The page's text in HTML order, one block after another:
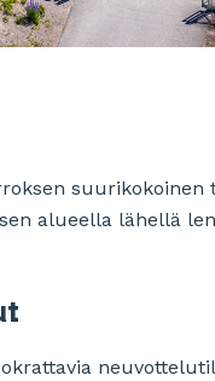
alueella lähellä